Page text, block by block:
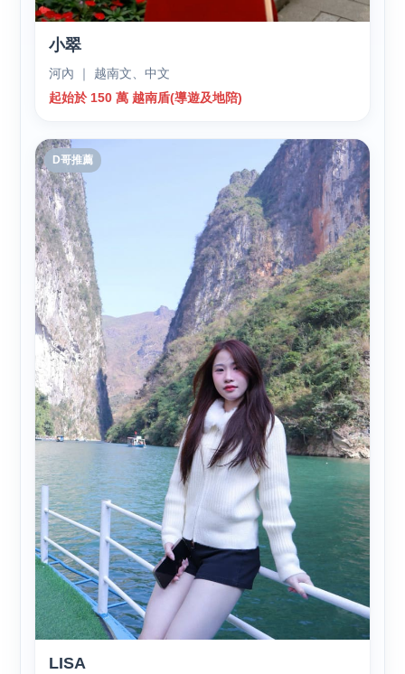
小翠
河內 ｜ 越南文、中文
起始於 150 萬 越南盾(導遊及地陪)
D哥推薦
LISA